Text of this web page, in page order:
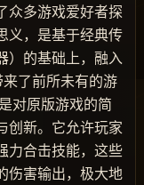
众多游戏爱好者探
义，是基于经典传
）的基础上，融入
来了前所未有的游
对原版游戏的简
创新。它允许玩家
力合击技能，这些
伤害输出，极大地